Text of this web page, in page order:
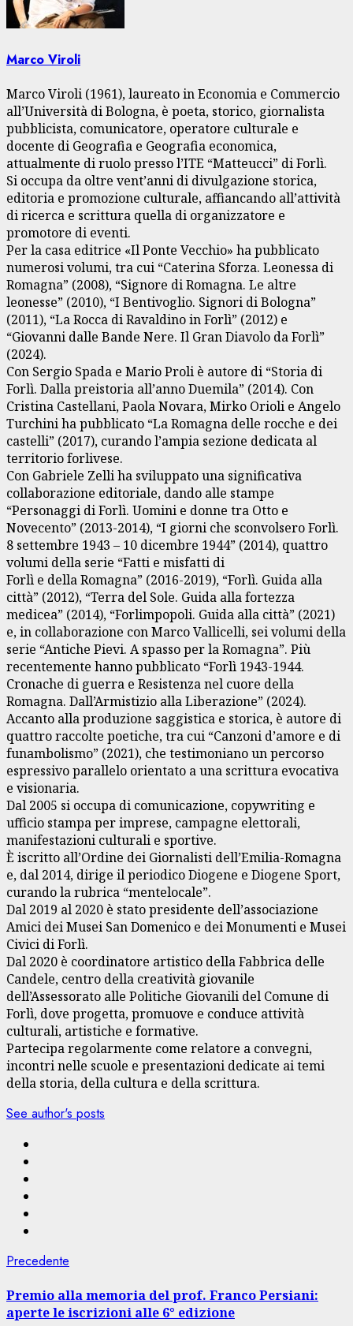
Marco Viroli
Marco Viroli (1961), laureato in Economia e Commercio
all’Università di Bologna, è poeta, storico, giornalista
pubblicista, comunicatore, operatore culturale e
docente di Geografia e Geografia economica,
attualmente di ruolo presso l’ITE “Matteucci” di Forlì.
Si occupa da oltre vent’anni di divulgazione storica,
editoria e promozione culturale, affiancando all’attività
di ricerca e scrittura quella di organizzatore e
promotore di eventi.
Per la casa editrice «Il Ponte Vecchio» ha pubblicato
numerosi volumi, tra cui “Caterina Sforza. Leonessa di
Romagna” (2008), “Signore di Romagna. Le altre
leonesse” (2010), “I Bentivoglio. Signori di Bologna”
(2011), “La Rocca di Ravaldino in Forlì” (2012) e
“Giovanni dalle Bande Nere. Il Gran Diavolo da Forlì”
(2024).
Con Sergio Spada e Mario Proli è autore di “Storia di
Forlì. Dalla preistoria all’anno Duemila” (2014). Con
Cristina Castellani, Paola Novara, Mirko Orioli e Angelo
Turchini ha pubblicato “La Romagna delle rocche e dei
castelli” (2017), curando l’ampia sezione dedicata al
territorio forlivese.
Con Gabriele Zelli ha sviluppato una significativa
collaborazione editoriale, dando alle stampe
“Personaggi di Forlì. Uomini e donne tra Otto e
Novecento” (2013-2014), “I giorni che sconvolsero Forlì.
8 settembre 1943 – 10 dicembre 1944” (2014), quattro
volumi della serie “Fatti e misfatti di
Forlì e della Romagna” (2016-2019), “Forlì. Guida alla
città” (2012), “Terra del Sole. Guida alla fortezza
medicea” (2014), “Forlimpopoli. Guida alla città” (2021)
e, in collaborazione con Marco Vallicelli, sei volumi della
serie “Antiche Pievi. A spasso per la Romagna”. Più
recentemente hanno pubblicato “Forlì 1943-1944.
Cronache di guerra e Resistenza nel cuore della
Romagna. Dall’Armistizio alla Liberazione” (2024).
Accanto alla produzione saggistica e storica, è autore di
quattro raccolte poetiche, tra cui “Canzoni d’amore e di
funambolismo” (2021), che testimoniano un percorso
espressivo parallelo orientato a una scrittura evocativa
e visionaria.
Dal 2005 si occupa di comunicazione, copywriting e
ufficio stampa per imprese, campagne elettorali,
manifestazioni culturali e sportive.
È iscritto all’Ordine dei Giornalisti dell’Emilia-Romagna
e, dal 2014, dirige il periodico Diogene e Diogene Sport,
curando la rubrica “mentelocale”.
Dal 2019 al 2020 è stato presidente dell’associazione
Amici dei Musei San Domenico e dei Monumenti e Musei
Civici di Forlì.
Dal 2020 è coordinatore artistico della Fabbrica delle
Candele, centro della creatività giovanile
dell’Assessorato alle Politiche Giovanili del Comune di
Forlì, dove progetta, promuove e conduce attività
culturali, artistiche e formative.
Partecipa regolarmente come relatore a convegni,
incontri nelle scuole e presentazioni dedicate ai temi
della storia, della cultura e della scrittura.
See author's posts
Navigazione
articolo
Precedente
Premio alla memoria del prof. Franco Persiani:
aperte le iscrizioni alle 6° edizione